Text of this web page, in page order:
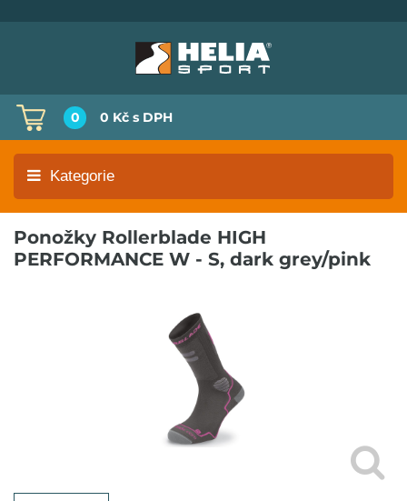
0 0 Kč s DPH
Kategorie
Ponožky Rollerblade HIGH
PERFORMANCE W - S, dark grey/pink